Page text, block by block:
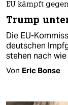
EU kämpft
Trump
Die EU-
deutschen
stehen nach
Von Eric Bonse